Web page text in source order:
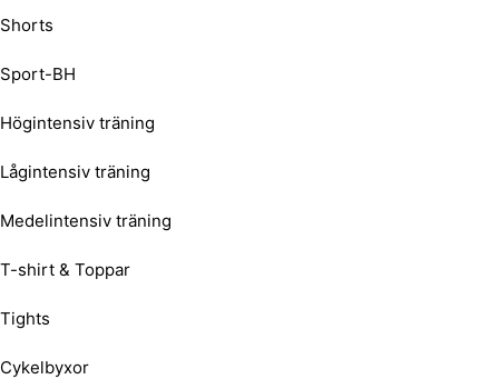
Shorts
Sport-BH
Högintensiv träning
Lågintensiv träning
Medelintensiv träning
T-shirt & Toppar
Tights
Cykelbyxor